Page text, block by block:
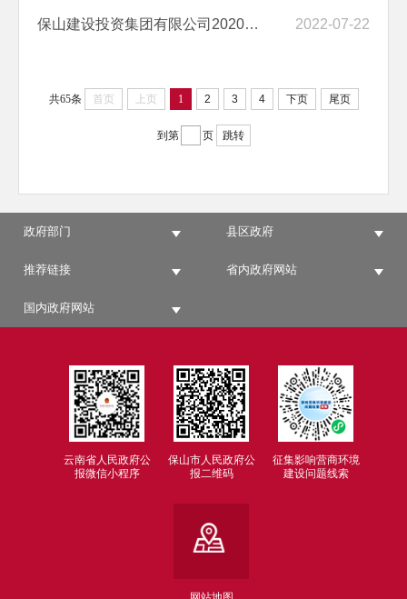
保山建设投资集团有限公司2020年度资产、负债、损益情况审计结果 2022-07-22
共65条 首页 上页 1 2 3 4 下页 尾页
到第 页 跳转
政府部门 县区政府
推荐链接 省内政府网站
国内政府网站
云南省人民政府公
报微信小程序
保山市人民政府公
报二维码
征集影响营商环境
建设问题线索